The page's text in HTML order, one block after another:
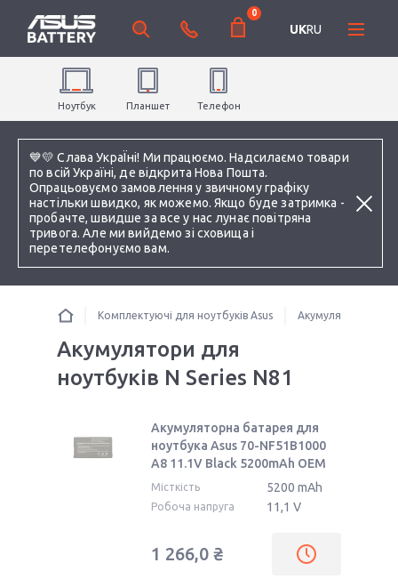
💙💛 Слава УкраЇні! Ми працюємо. Надсилаємо товари
по всій Україні, де відкрита Нова Пошта.
Опрацьовуємо замовлення у звичному графіку
настільки швидко, як можемо. Якщо буде затримка -
пробачте, швидше за все у нас лунає повітряна
тривога. Але ми вийдемо зі сховища і
перетелефонуємо вам.
0
UKRU
Ноутбук Планшет Телефон
Комплектуючі для ноутбуків Asus Акумулятори для
Акумулятори для
ноутбуків N Series N81
Акумуляторна батарея для
ноутбука Asus 70-NF51B1000
A8 11.1V Black 5200mAh OEM
Місткість 5200 mAh
Робоча напруга 11,1 V
1 266,0 ₴